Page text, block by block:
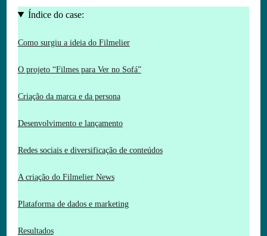
Índice do case:
Como surgiu a ideia do Filmelier
O projeto “Filmes para Ver no Sofá”
Criação da marca e da persona
Desenvolvimento e lançamento
Redes sociais e diversificação de conteúdos
A criação do Filmelier News
Plataforma de dados e marketing
Resultados